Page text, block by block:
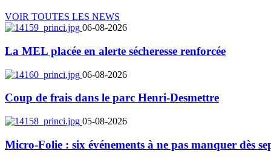
VOIR TOUTES LES NEWS
06-08-2026
La MEL placée en alerte sécheresse renforcée
06-08-2026
Coup de frais dans le parc Henri-Desmettre
05-08-2026
Micro-Folie : six événements à ne pas manquer dès